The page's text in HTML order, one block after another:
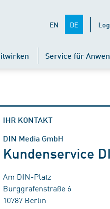
EN DE
Service für
IHR KONTAKT
DIN Media GmbH
Kundenservice
Am DIN-Platz
Burggrafenstraße 6
10787 Berlin